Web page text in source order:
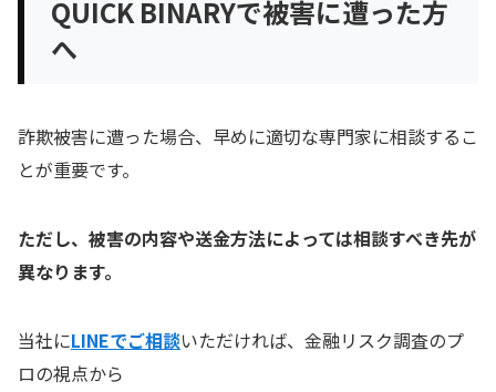
QUICK BINARYで被害に遭った方
へ
詐欺被害に遭った場合、早めに適切な専門家に相談するこ
とが重要です。
ただし、被害の内容や送金方法によっては相談すべき先が
異なります。
当社にLINEでご相談いただければ、金融リスク調査のプ
ロの視点から